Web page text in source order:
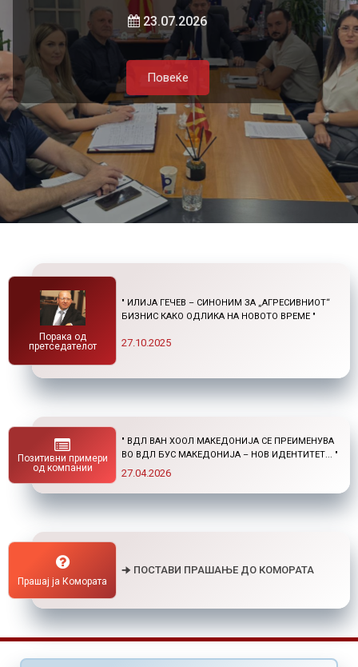
локалната самоуправа и приватниот
сектор
05.08.2026
Повеќе
23.07.2026
Повеќе
и нетарифните бариери
21.07.2026
Повеќе
Порака од
претседателот
" ИЛИЈА ГЕЧЕВ – СИНОНИМ ЗА „АГРЕСИВНИОТ“
БИЗНИС КАКО ОДЛИКА НА НОВОТО ВРЕМЕ "
27.10.2025
Позитивни примери
од компании
ПОСТДИПЛОМСКИ СТУДИИ ДОМА И ВО
СТРАНСТВО "
01.04.2026
Прашај ја Комората
🠊 ПОСТАВИ ПРАШАЊЕ ДО КОМОРАТА